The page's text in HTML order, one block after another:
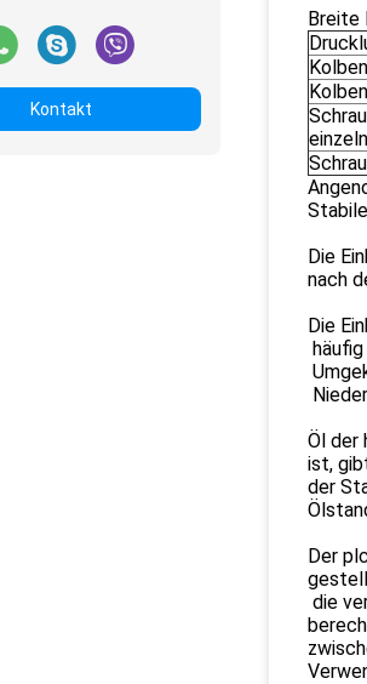
Kontakt
Breite
Die
nach
Die
Öl der
ist,
der
Der
die